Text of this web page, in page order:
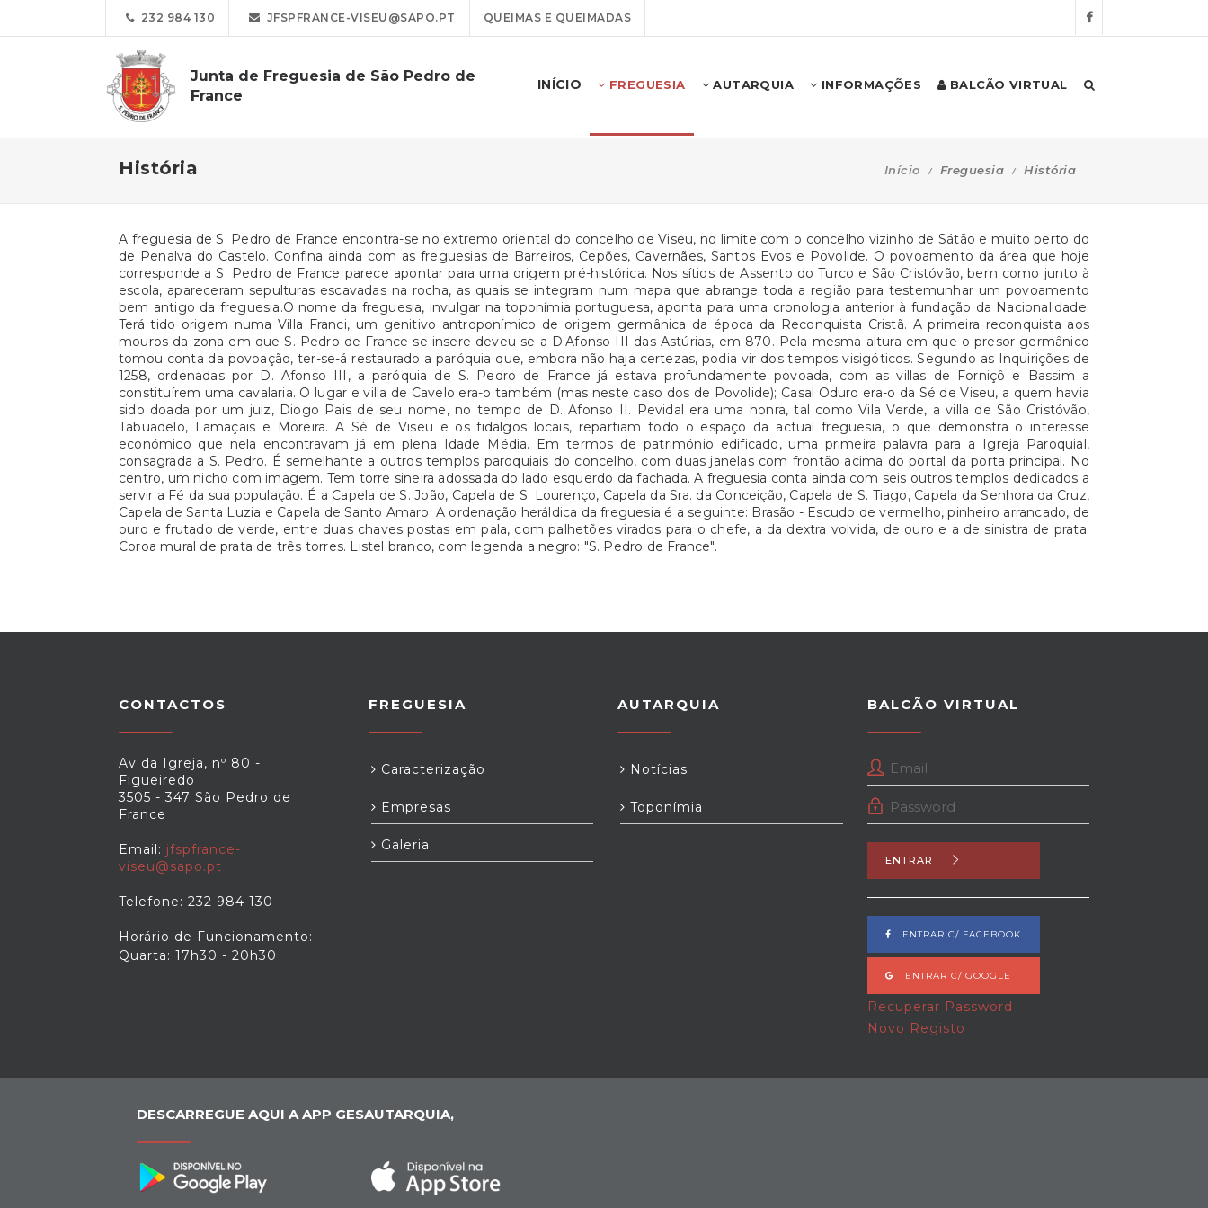
232 984 130 JFSPFRANCE-VISEU@SAPO.PT QUEIMAS E QUEIMADAS
Junta de Freguesia de São Pedro de
France
INÍCIO FREGUESIA AUTARQUIA INFORMAÇÕES BALCÃO VIRTUAL
História Início Freguesia História
A freguesia de S. Pedro de France encontra-se no extremo oriental do concelho de Viseu, no limite com o concelho vizinho de Sátão e muito perto do
de Penalva do Castelo. Confina ainda com as freguesias de Barreiros, Cepões, Cavernães, Santos Evos e Povolide. O povoamento da área que hoje
corresponde a S. Pedro de France parece apontar para uma origem pré-histórica. Nos sítios de Assento do Turco e São Cristóvão, bem como junto à
escola, apareceram sepulturas escavadas na rocha, as quais se integram num mapa que abrange toda a região para testemunhar um povoamento
bem antigo da freguesia.O nome da freguesia, invulgar na toponímia portuguesa, aponta para uma cronologia anterior à fundação da Nacionalidade.
Terá tido origem numa Villa Franci, um genitivo antroponímico de origem germânica da época da Reconquista Cristã. A primeira reconquista aos
mouros da zona em que S. Pedro de France se insere deveu-se a D.Afonso III das Astúrias, em 870. Pela mesma altura em que o presor germânico
tomou conta da povoação, ter-se-á restaurado a paróquia que, embora não haja certezas, podia vir dos tempos visigóticos. Segundo as Inquirições de
1258, ordenadas por D. Afonso III, a paróquia de S. Pedro de France já estava profundamente povoada, com as villas de Forniçô e Bassim a
constituírem uma cavalaria. O lugar e villa de Cavelo era-o também (mas neste caso dos de Povolide); Casal Oduro era-o da Sé de Viseu, a quem havia
sido doada por um juiz, Diogo Pais de seu nome, no tempo de D. Afonso II. Pevidal era uma honra, tal como Vila Verde, a villa de São Cristóvão,
Tabuadelo, Lamaçais e Moreira. A Sé de Viseu e os fidalgos locais, repartiam todo o espaço da actual freguesia, o que demonstra o interesse
económico que nela encontravam já em plena Idade Média. Em termos de património edificado, uma primeira palavra para a Igreja Paroquial,
consagrada a S. Pedro. É semelhante a outros templos paroquiais do concelho, com duas janelas com frontão acima do portal da porta principal. No
centro, um nicho com imagem. Tem torre sineira adossada do lado esquerdo da fachada. A freguesia conta ainda com seis outros templos dedicados a
servir a Fé da sua população. É a Capela de S. João, Capela de S. Lourenço, Capela da Sra. da Conceição, Capela de S. Tiago, Capela da Senhora da Cruz,
Capela de Santa Luzia e Capela de Santo Amaro. A ordenação heráldica da freguesia é a seguinte: Brasão - Escudo de vermelho, pinheiro arrancado, de
ouro e frutado de verde, entre duas chaves postas em pala, com palhetões virados para o chefe, a da dextra volvida, de ouro e a de sinistra de prata.
Coroa mural de prata de três torres. Listel branco, com legenda a negro: "S. Pedro de France".
CONTACTOS
Av da Igreja, nº 80 -
Figueiredo
3505 - 347 São Pedro de
France
Email: jfspfrance-
viseu@sapo.pt
Telefone: 232 984 130
Horário de Funcionamento:
Quarta: 17h30 - 20h30
FREGUESIA
Caracterização
Empresas
Galeria
AUTARQUIA
Notícias
Toponímia
BALCÃO VIRTUAL
ENTRAR
ENTRAR C/ FACEBOOK
ENTRAR C/ GOOGLE
Recuperar Password
Novo Registo
DESCARREGUE AQUI A APP GESAUTARQUIA,